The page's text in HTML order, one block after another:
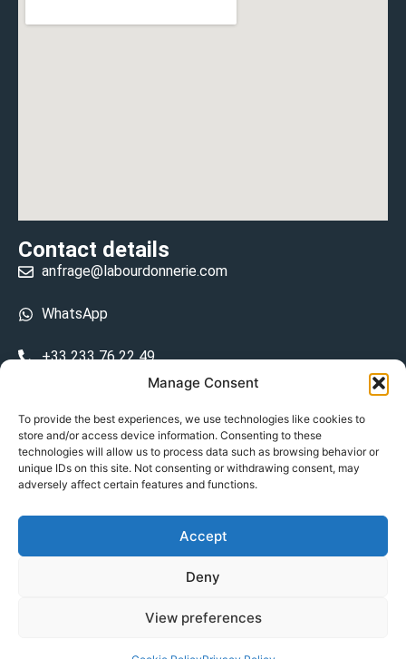
Manage Consent
To provide the best experiences, we use technologies like cookies to
store and/or access device information. Consenting to these
technologies will allow us to process data such as browsing behavior or
unique IDs on this site. Not consenting or withdrawing consent, may
adversely affect certain features and functions.
Accept
Deny
View preferences
Contact details
anfrage@labourdonnerie.com
WhatsApp
+33 233 76 22 49
15 La Bourdonnerie 50430 Vesly
prosecuted.blusher.yielded
DE
Datenschutzrichtlinie